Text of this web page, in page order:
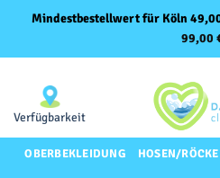
Mindestbestellwert für Köln
99,00
springen
Verfügbarkeit
OBERBEKLEIDUNG HOSEN/RÖCKE